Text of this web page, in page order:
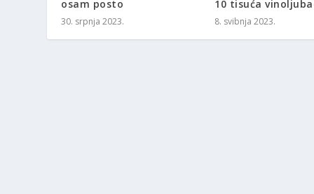
osam posto
30. srpnja 2023.
10 tisuća
8. svibnja 2023.